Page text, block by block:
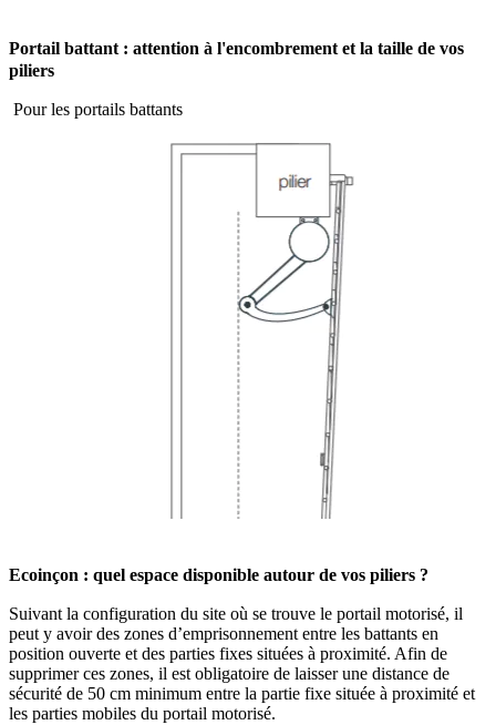
Portail battant : attention à l'encombrement et la taille de vos
piliers
Pour les portails battants
Ecoinçon : quel espace disponible autour de vos piliers ?
Suivant la configuration du site où se trouve le portail motorisé, il
peut y avoir des zones d’emprisonnement entre les battants en
position ouverte et des parties fixes situées à proximité. Afin de
supprimer ces zones, il est obligatoire de laisser une distance de
sécurité de 50 cm minimum entre la partie fixe située à proximité et
les parties mobiles du portail motorisé.